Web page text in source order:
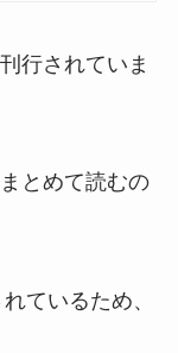
行されていま
とめて読むの
ているため、